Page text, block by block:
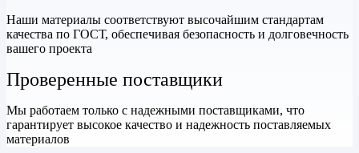
Наши материалы соответствуют высочайшим стандартам
качества по ГОСТ, обеспечивая безопасность и долговечность
вашего проекта
Проверенные поставщики
Мы работаем только с надежными поставщиками, что
гарантирует высокое качество и надежность поставляемых
материалов